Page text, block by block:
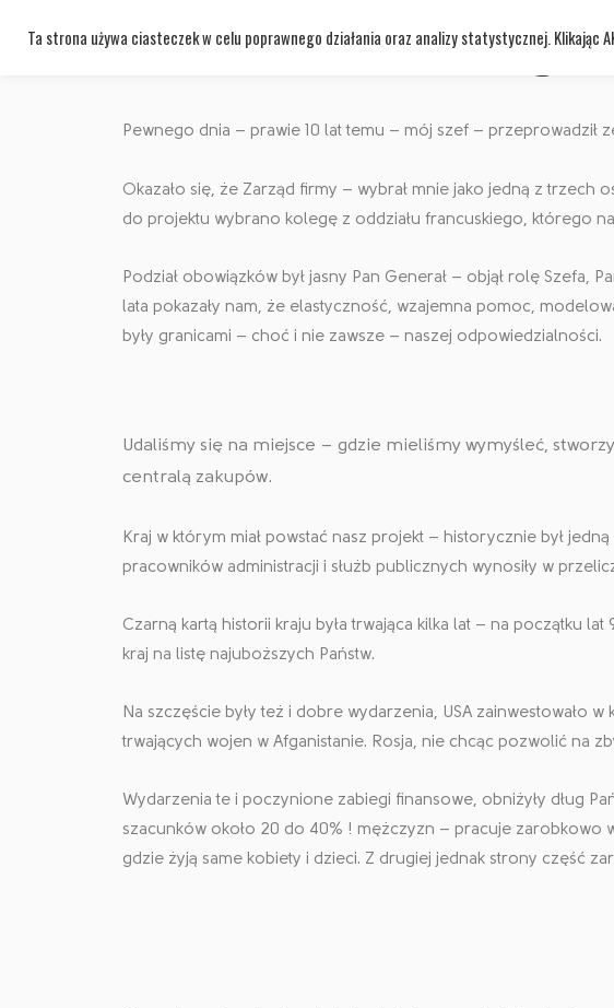
Mój
Pewnego dnia – prawie 10 lat temu – mój szef – przeprowadził
Okazało się, że Zarząd firmy – wybrał mnie jako jedną z trzech
do projektu wybrano kolegę z oddziału francuskiego, którego
Podział obowiązków był jasny Pan Generał – objął rolę Szefa,
lata pokazały nam, że elastyczność, wzajemna pomoc,
były granicami – choć i nie zawsze – naszej odpowiedzialności.
Udaliśmy się na miejsce – gdzie mieliśmy wymyśleć,
centralą zakupów.
Kraj w którym miał powstać nasz projekt – historycznie był
pracowników administracji i służb publicznych wynosiły w
Czarną kartą historii kraju była trwająca kilka lat – na początku
kraj na listę najuboższych Państw.
Na szczęście były też i dobre wydarzenia, USA zainwestowało
trwających wojen w Afganistanie. Rosja, nie chcąc pozwolić na
Wydarzenia te i poczynione zabiegi finansowe, obniżyły dług
szacunków około 20 do 40% ! mężczyzn – pracuje zarobkowo
gdzie żyją same kobiety i dzieci. Z drugiej jednak strony część
Ta strona używa ciasteczek w celu poprawnego działania oraz analizy statystycznej. Klikając